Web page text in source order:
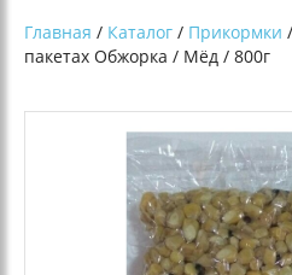
Главная / Каталог / Прикормки /
пакетах Обжорка / Мёд / 800г